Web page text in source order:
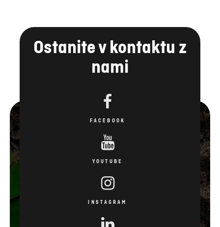
Ostanite v kontaktu z
nami
FACEBOOK
YOUTUBE
INSTAGRAM